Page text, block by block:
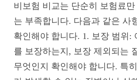
비보험 비교는 단순히 보험료
는 부족합니다. 다음과 같은 사
확인해야 합니다. 1. 보장 범위:
를 보장하는지, 보장 제외되는
무엇인지 확인해야 합니다. 특